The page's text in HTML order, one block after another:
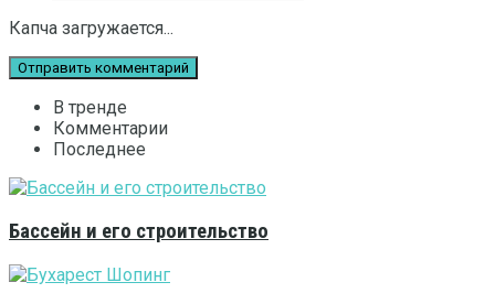
Капча загружается...
В тренде
Комментарии
Последнее
Бассейн и его строительство